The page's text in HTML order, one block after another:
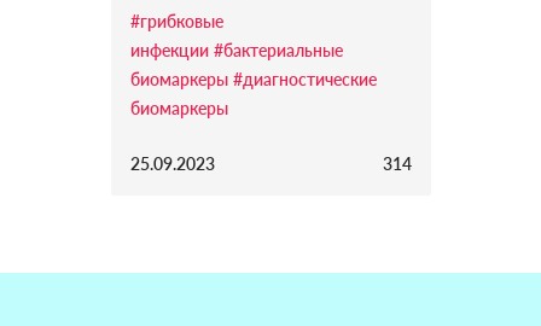
#грибковые
инфекции #бактериальные
биомаркеры #диагностические
биомаркеры
25.09.2023 314